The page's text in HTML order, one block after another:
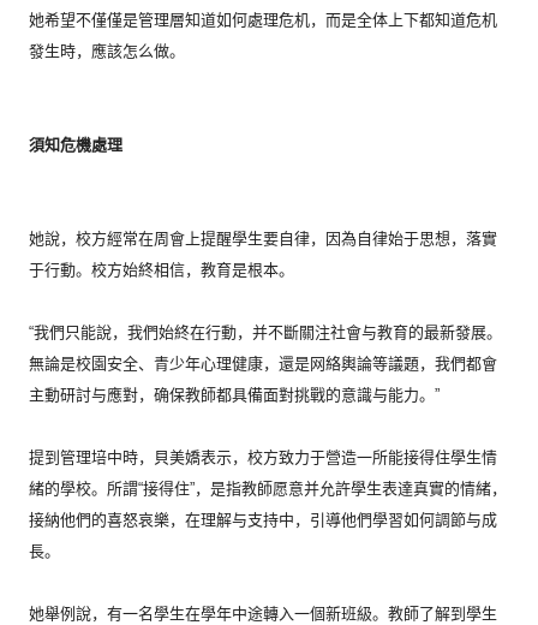
她希望不僅僅是管理層知道如何處理危机， 而是全体上下都知道危机
發生時，應該怎么做。
須知危機處理
她說，校方經常在周會上提醒學生要自律，因為自律始于思想， 落實
于行動。校方始終相信，教育是根本。
“我們只能說，我們始終在行動， 并不斷關注社會与教育的最新發展。
無論是校園安全、 青少年心理健康，還是网絡輿論等議題，我們都會
主動研討与應對， 确保教師都具備面對挑戰的意識与能力。”
提到管理培中時，貝美嬌表示， 校方致力于營造一所能接得住學生情
緒的學校。所謂“接得住”， 是指教師愿意并允許學生表達真實的情緒，
接納他們的喜怒哀樂， 在理解与支持中，引導他們學習如何調節与成
長。
她舉例說，有一名學生在學年中途轉入一個新班級。 教師了解到學生